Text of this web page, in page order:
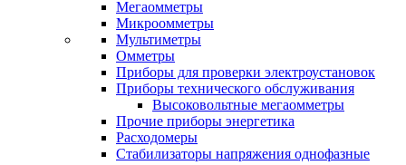
Мегаомметры
Микроомметры
Мультиметры
Омметры
Приборы для проверки электроустановок
Приборы технического обслуживания
Высоковольтные мегаомметры
Прочие приборы энергетика
Расходомеры
Стабилизаторы напряжения однофазные